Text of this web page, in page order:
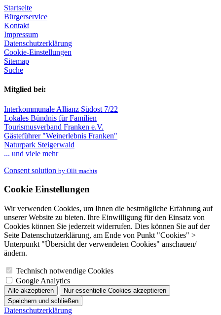
Startseite
Bürgerservice
Kontakt
Impressum
Datenschutzerklärung
Cookie-Einstellungen
Sitemap
Suche
Mitglied bei:
Interkommunale Allianz Südost 7/22
Lokales Bündnis für Familien
Tourismusverband Franken e.V.
Gästeführer "Weinerlebnis Franken"
Naturpark Steigerwald
... und viele mehr
Consent solution by Olli machts
Cookie Einstellungen
Wir verwenden Cookies, um Ihnen die bestmögliche Erfahrung auf
unserer Website zu bieten. Ihre Einwilligung für den Einsatz von
Cookies können Sie jederzeit widerrufen. Dies können Sie auf der
Seite Datenschutzerklärung, am Ende von Punkt "Cookies" >
Unterpunkt "Übersicht der verwendeten Cookies" anschauen/
ändern.
Technisch notwendige Cookies
Google Analytics
Alle akzeptieren
Nur essentielle Cookies akzeptieren
Speichern und schließen
Datenschutzerklärung